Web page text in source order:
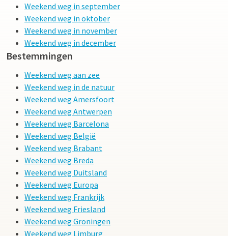
Weekend weg in september
Weekend weg in oktober
Weekend weg in november
Weekend weg in december
Bestemmingen
Weekend weg aan zee
Weekend weg in de natuur
Weekend weg Amersfoort
Weekend weg Antwerpen
Weekend weg Barcelona
Weekend weg België
Weekend weg Brabant
Weekend weg Breda
Weekend weg Duitsland
Weekend weg Europa
Weekend weg Frankrijk
Weekend weg Friesland
Weekend weg Groningen
Weekend weg Limburg